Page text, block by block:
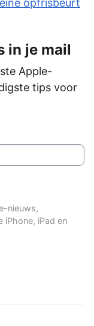
opfrisbeurt
in je mail
Apple-
tips voor
nieuws,
iPhone, iPad en